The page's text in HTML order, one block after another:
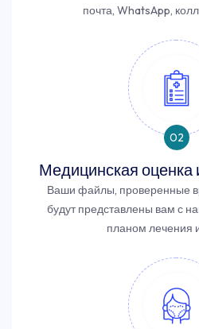
почта, WhatsApp,
02
Медицинская оценка
Ваши файлы, проверенные
будут представлены вам с
планом лечения